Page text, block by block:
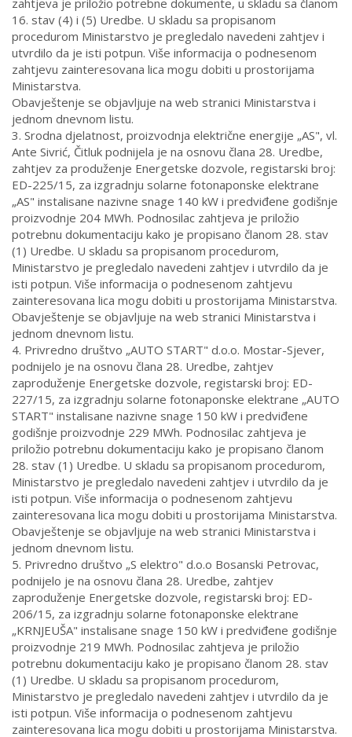
zahtjeva je priložio potrebne dokumente, u skladu sa članom
16. stav (4) i (5) Uredbe. U skladu sa propisanom
procedurom Ministarstvo je pregledalo navedeni zahtjev i
utvrdilo da je isti potpun. Više informacija o podnesenom
zahtjevu zainteresovana lica mogu dobiti u prostorijama
Ministarstva.
Obavještenje se objavljuje na web stranici Ministarstva i
jednom dnevnom listu.
3. Srodna djelatnost, proizvodnja električne energije „AS", vl.
Ante Sivrić, Čitluk podnijela je na osnovu člana 28. Uredbe,
zahtjev za produženje Energetske dozvole, registarski broj:
ED-225/15, za izgradnju solarne fotonaponske elektrane
„AS" instalisane nazivne snage 140 kW i predviđene godišnje
proizvodnje 204 MWh. Podnosilac zahtjeva je priložio
potrebnu dokumentaciju kako je propisano članom 28. stav
(1) Uredbe. U skladu sa propisanom procedurom,
Ministarstvo je pregledalo navedeni zahtjev i utvrdilo da je
isti potpun. Više informacija o podnesenom zahtjevu
zainteresovana lica mogu dobiti u prostorijama Ministarstva.
Obavještenje se objavljuje na web stranici Ministarstva i
jednom dnevnom listu.
4. Privredno društvo „AUTO START" d.o.o. Mostar-Sjever,
podnijelo je na osnovu člana 28. Uredbe, zahtjev
zaproduženje Energetske dozvole, registarski broj: ED-
227/15, za izgradnju solarne fotonaponske elektrane „AUTO
START" instalisane nazivne snage 150 kW i predviđene
godišnje proizvodnje 229 MWh. Podnosilac zahtjeva je
priložio potrebnu dokumentaciju kako je propisano članom
28. stav (1) Uredbe. U skladu sa propisanom procedurom,
Ministarstvo je pregledalo navedeni zahtjev i utvrdilo da je
isti potpun. Više informacija o podnesenom zahtjevu
zainteresovana lica mogu dobiti u prostorijama Ministarstva.
Obavještenje se objavljuje na web stranici Ministarstva i
jednom dnevnom listu.
5. Privredno društvo „S elektro" d.o.o Bosanski Petrovac,
podnijelo je na osnovu člana 28. Uredbe, zahtjev
zaproduženje Energetske dozvole, registarski broj: ED-
206/15, za izgradnju solarne fotonaponske elektrane
„KRNJEUŠA" instalisane snage 150 kW i predviđene godišnje
proizvodnje 219 MWh. Podnosilac zahtjeva je priložio
potrebnu dokumentaciju kako je propisano članom 28. stav
(1) Uredbe. U skladu sa propisanom procedurom,
Ministarstvo je pregledalo navedeni zahtjev i utvrdilo da je
isti potpun. Više informacija o podnesenom zahtjevu
zainteresovana lica mogu dobiti u prostorijama Ministarstva.